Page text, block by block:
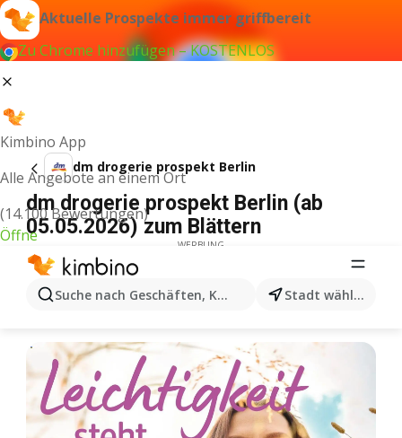
Aktuelle Prospekte immer griffbereit
Zu Chrome hinzufügen – KOSTENLOS
Kimbino App
Alle Angebote an einem Ort
(14.100 Bewertungen)
Öffne
Suche nach Geschäften, Kategorien, Produkten...
Stadt wählen
dm drogerie prospekt Berlin
dm drogerie prospekt Berlin (ab
05.05.2026) zum Blättern
WERBUNG